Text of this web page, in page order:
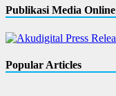
Publikasi Media Online
Popular Articles